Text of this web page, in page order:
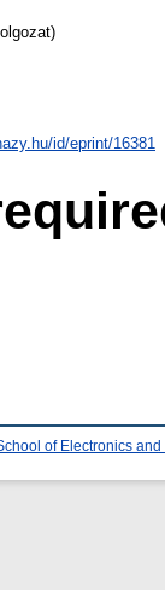
id/eprint/16381
of Electronics